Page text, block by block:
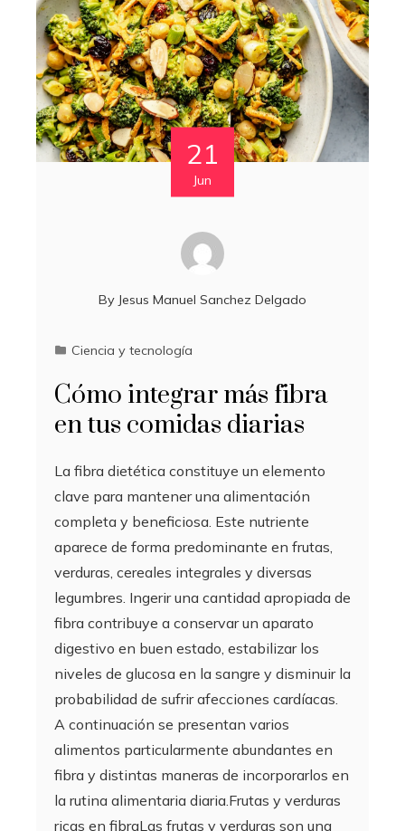
21
Jun
By Jesus Manuel Sanchez Delgado
Ciencia y tecnología
Cómo integrar más fibra
en tus comidas diarias
La fibra dietética constituye un elemento
clave para mantener una alimentación
completa y beneficiosa. Este nutriente
aparece de forma predominante en frutas,
verduras, cereales integrales y diversas
legumbres. Ingerir una cantidad apropiada de
fibra contribuye a conservar un aparato
digestivo en buen estado, estabilizar los
niveles de glucosa en la sangre y disminuir la
probabilidad de sufrir afecciones cardíacas.
A continuación se presentan varios
alimentos particularmente abundantes en
fibra y distintas maneras de incorporarlos en
la rutina alimentaria diaria.Frutas y verduras
ricas en fibraLas frutas y verduras son una